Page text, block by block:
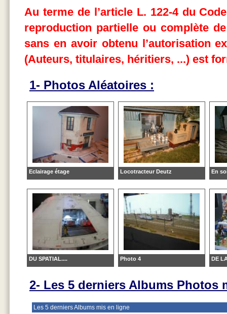
Au terme de l’article L. 122-4 du
reproduction partielle ou complètede
sans en avoir obtenu l’autorisation
(Auteurs, titulaires, héritiers, ...) est
1- Photos Aléatoires :
Eclairage étage Locotracteur Deutz En
DU SPATIAL.... Photo 4 DE
2- Les 5 derniers Albums Photos
Les 5 derniers Albums mis en ligne